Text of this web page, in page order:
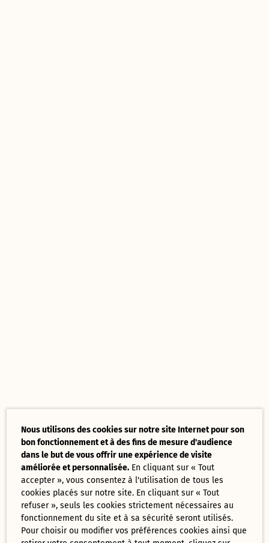
Nous utilisons des cookies sur notre site Internet pour son
bon fonctionnement et à des fins de mesure d'audience
dans le but de vous offrir une expérience de visite
améliorée et personnalisée. En cliquant sur « Tout
accepter », vous consentez à l'utilisation de tous les
cookies placés sur notre site. En cliquant sur « Tout
refuser », seuls les cookies strictement nécessaires au
fonctionnement du site et à sa sécurité seront utilisés.
Pour choisir ou modifier vos préférences cookies ainsi que